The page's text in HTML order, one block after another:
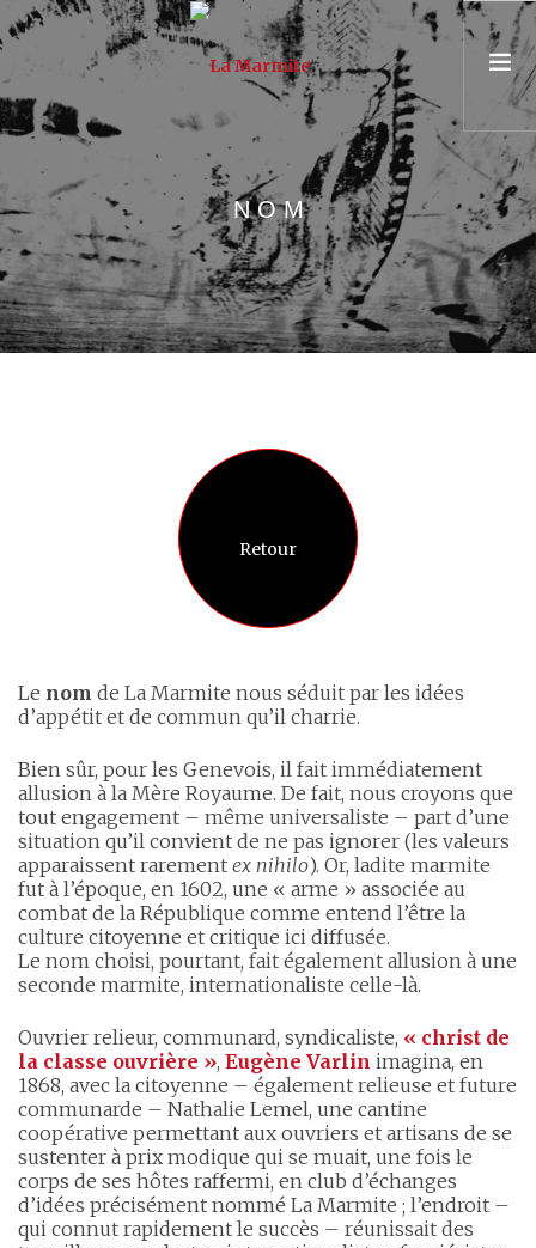
PRÉSENTATION
ASSOCIATION & ÉQUIPE
PARCOURS
UNIVERSITÉ POPULAIRE
CONSEIL & FORMATION
NOM
Retour
Le nom de La Marmite nous séduit par les idées
d’appétit et de commun qu’il charrie.
Bien sûr, pour les Genevois, il fait immédiatement
allusion à la Mère Royaume. De fait, nous croyons que
tout engagement – même universaliste – part d’une
situation qu’il convient de ne pas ignorer (les valeurs
apparaissent rarement ex nihilo). Or, ladite marmite
fut à l’époque, en 1602, une « arme » associée au
combat de la République comme entend l’être la
culture citoyenne et critique ici diffusée.
Le nom choisi, pourtant, fait également allusion à une
seconde marmite, internationaliste celle-là.
Ouvrier relieur, communard, syndicaliste, « christ de
la classe ouvrière », Eugène Varlin imagina, en
1868, avec la citoyenne – également relieuse et future
communarde – Nathalie Lemel, une cantine
coopérative permettant aux ouvriers et artisans de se
sustenter à prix modique qui se muait, une fois le
corps de ses hôtes raffermi, en club d’échanges
d’idées précisément nommé La Marmite ; l’endroit –
qui connut rapidement le succès – réunissait des